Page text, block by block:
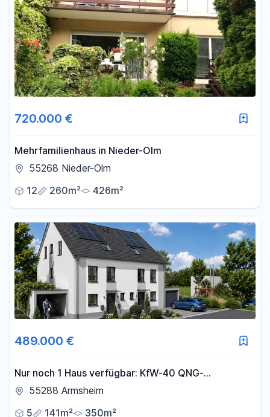
Fläche
m²
Filter für Fläche zurücksetzen
720.000 €
Mehrfamilienhaus in Nieder-Olm
55268 Nieder-Olm
12
260m² 426m²
489.000 €
Nur noch 1 Haus verfügbar: KfW-40 QNG-
Familienhaus mit Garten in Armsheim
55288 Armsheim
5
141m² 350m²